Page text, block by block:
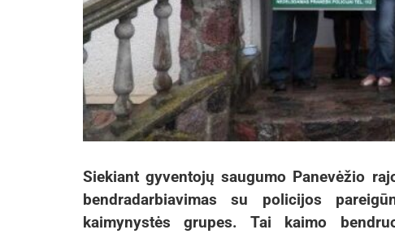
Siekiant gyventojų saugumo Panevėžio
bendradarbiavimas su policijos
kaimynystės grupes. Tai kaimo